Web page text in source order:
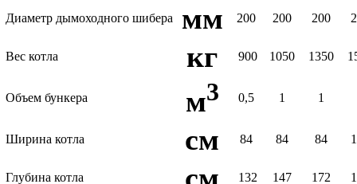
Диаметр дымоходного шибера мм 200 200 200
Вес котла кг 900 1050 1350
Объем бункера м3 0,5 1 1
Ширина котла см 84 84 84
Глубина котла 132 147 172